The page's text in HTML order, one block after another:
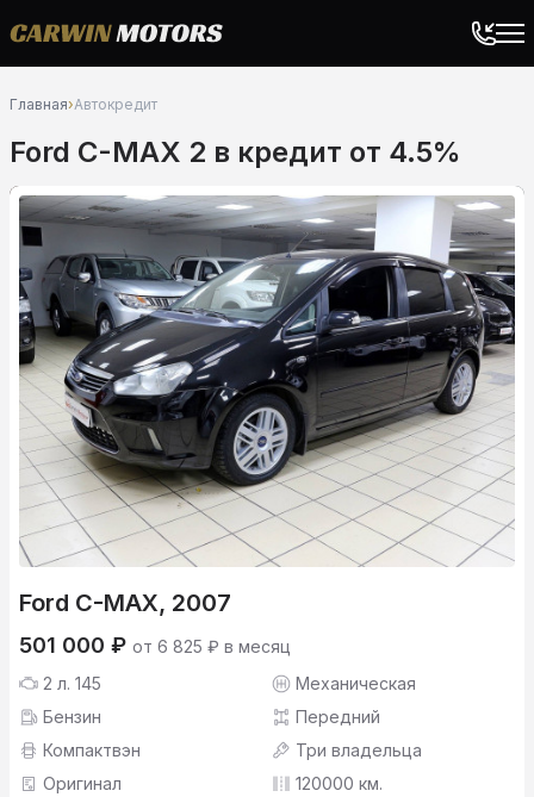
Главная›Автокредит
Ford C-MAX 2 в кредит от 4.5%
Ford C-MAX, 2007
501 000 ₽ от 6 825 ₽ в месяц
2 л. 145
Механическая
Бензин
Передний
Компактвэн
Три владельца
Оригинал
120000 км.